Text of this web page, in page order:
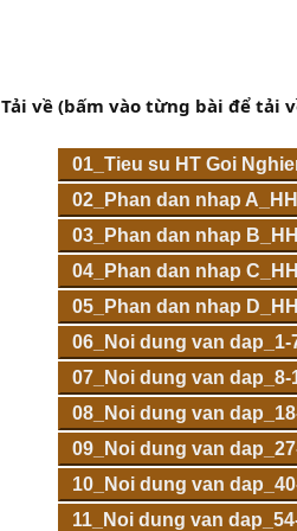
Tải về (bấm vào từng bài để tải